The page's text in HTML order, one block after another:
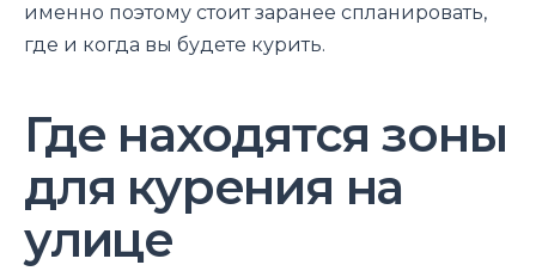
именно поэтому стоит заранее спланировать,
где и когда вы будете курить.
Где находятся зоны
для курения на
улице